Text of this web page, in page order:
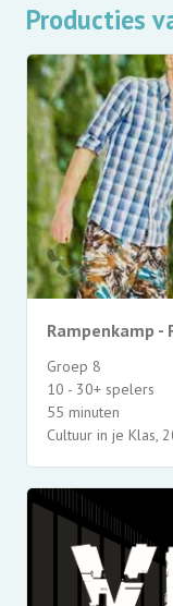
Producties
Rampenkamp -
Groep 8
10 - 30+ spelers
55 minuten
Cultuur in je Klas,